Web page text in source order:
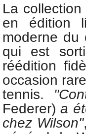
La
en édition
moderne du
qui est
réédition
occasion
tennis.
Federer)a
chez Wilson"